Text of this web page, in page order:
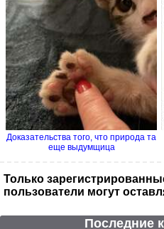
Доказательства того, что природа та
еще выдумщица
Только
пользователи могут
Последние